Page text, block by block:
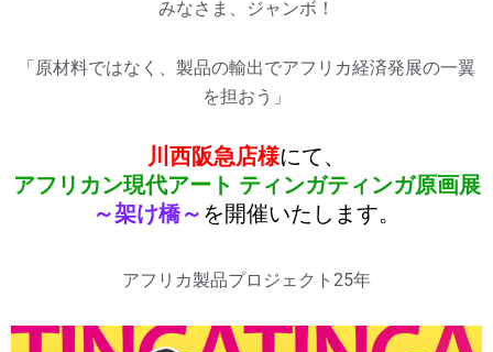
みなさま、ジャンボ！
「原材料ではなく、製品の輸出でアフリカ経済発展の一翼
を担おう」
川西阪急店様にて、
アフリカン現代アート ティンガティンガ原画展
～架け橋～ を開催いたします。
アフリカ製品プロジェクト25年